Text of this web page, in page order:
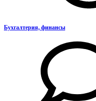
Бухгалтерия, финансы